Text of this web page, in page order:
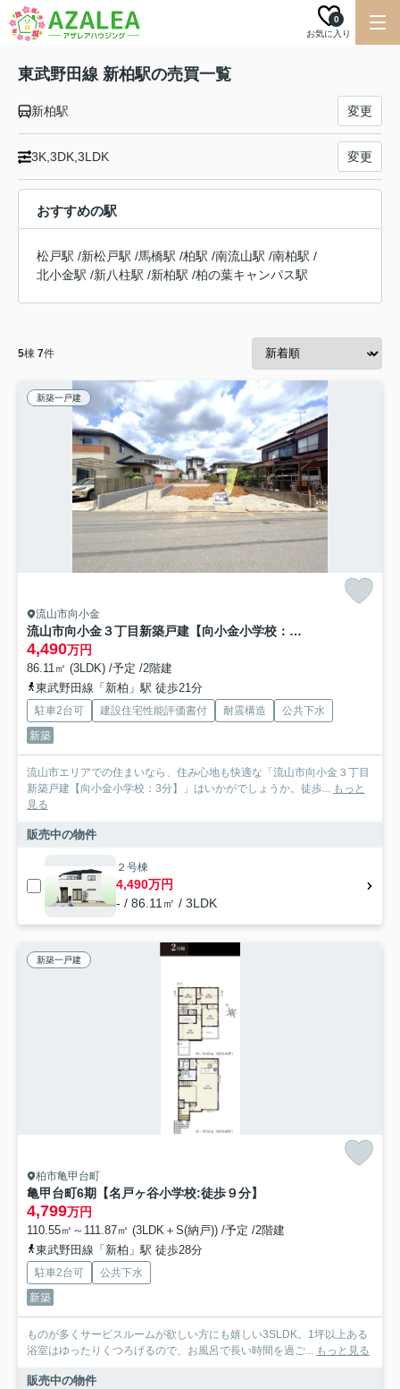
お気に入り
0
東武野田線 新柏駅の売買一覧
新柏駅 変更
3K,3DK,3LDK 変更
おすすめの駅
松戸駅 /新松戸駅 /馬橋駅 /柏駅 /南流山駅 /南柏駅 /
北小金駅 /新八柱駅 /新柏駅 /柏の葉キャンパス駅
5棟 7件
新築一戸建
流山市向小金
流山市向小金３丁目新築戸建【向小金小学校：3分】
4,490万円
86.11㎡ (3LDK) /予定 /2階建
東武野田線「新柏」駅 徒歩21分
駐車2台可 建設住宅性能評価書付 耐震構造
公共下水
新築
流山市エリアでの住まいなら、住み心地も快適な「流山市向小金３丁目
新築戸建【向小金小学校：3分】」はいかがでしょうか。徒歩... もっと
見る
販売中の物件
２号棟
4,490万円
- / 86.11㎡ / 3LDK
新築一戸建
柏市亀甲台町
亀甲台町6期【名戸ヶ谷小学校:徒歩９分】
4,799万円
110.55㎡～111.87㎡ (3LDK＋S(納戸)) /予定 /2階建
東武野田線「新柏」駅 徒歩28分
駐車2台可
公共下水
新築
ものが多くサービスルームが欲しい方にも嬉しい3SLDK。1坪以上ある
浴室はゆったりくつろげるので、お風呂で長い時間を過ご... もっと見る
販売中の物件